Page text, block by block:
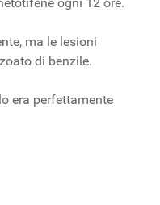
ma le lesioni
di benzile.
era perfettamente